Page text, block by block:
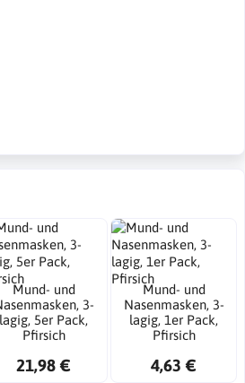
Mund- und
3-
lagig, 5er Pack,
Pfirsich
21,98 €
Mund- und
Nasenmasken, 3-
lagig, 1er Pack,
Pfirsich
4,63 €